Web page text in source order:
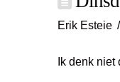
Erik Esteie
Ik denk